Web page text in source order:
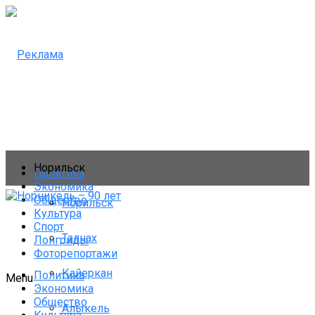
Политика
Экономика
Общество
Культура
Спорт
Лонгриды
Фоторепортажи
Menu
Норильск
Норильск
Талнах
Кайеркан
Алыкель
Политика
Экономика
Общество